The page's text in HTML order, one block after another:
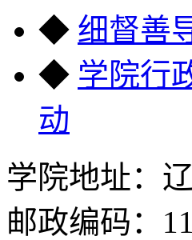
◆ 细督善
◆ 学院行
动
学院地址：
邮政编码：